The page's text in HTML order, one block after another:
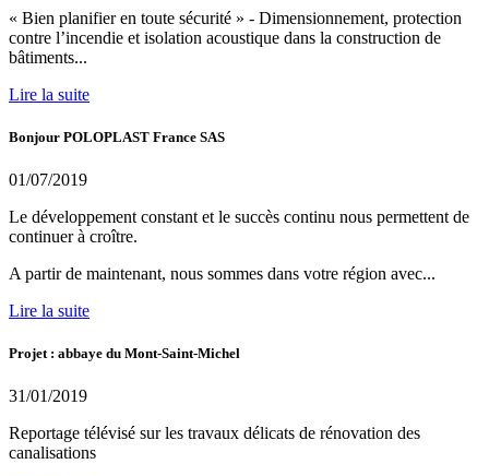
« Bien planifier en toute sécurité » - Dimensionnement, protection
contre l’incendie et isolation acoustique dans la construction de
bâtiments...
Lire la suite
Bonjour POLOPLAST France SAS
01/07/2019
Le développement constant et le succès continu nous permettent de
continuer à croître.
A partir de maintenant, nous sommes dans votre région avec...
Lire la suite
Projet : abbaye du Mont-Saint-Michel
31/01/2019
Reportage télévisé sur les travaux délicats de rénovation des
canalisations